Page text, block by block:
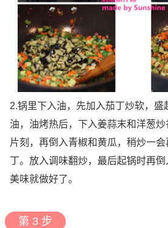
2.锅里下入油，先加入茄丁炒软，盛
油，油烤热后，下入姜蒜末和洋葱
片刻，再倒入青椒和黄瓜，稍炒一
丁。放入调味翻炒，最后起锅时再
美味就做好了。
第 3 步